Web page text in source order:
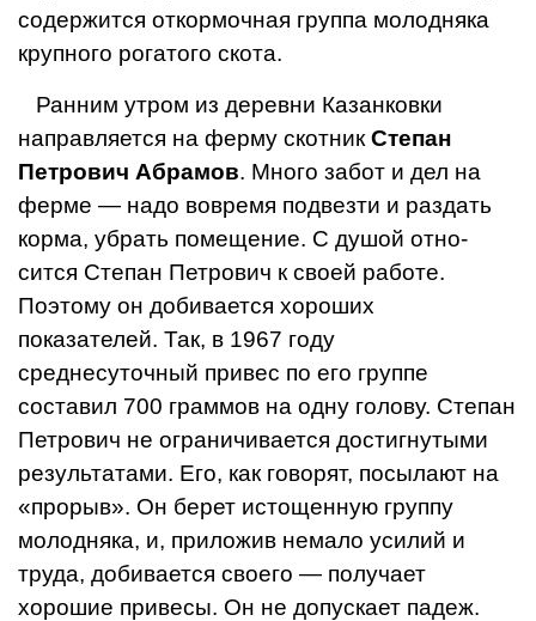
содержится откормочная группа молодняка
крупного рогатого скота.
Ранним утром из деревни Казанковки
направляется на ферму скотник Степан
Петро­вич Абрамов. Много забот и дел на
ферме — надо вовремя подвезти и раздать
корма, уб­рать помещение. С душой отно­
сится Степан Петрович к сво­ей работе.
Поэтому он добива­ется хороших
показателей. Так, в 1967 году
среднесуточный привес по его группе
составил 700 граммов на одну голову. Степан
Петрович не ограничи­вается достигнутыми
результа­тами. Его, как говорят, посыла­ют на
«прорыв». Он берет ис­тощенную группу
молодняка, и, приложив немало усилий и
труда, добивается своего — получает
хорошие привесы. Он не допускает падеж.